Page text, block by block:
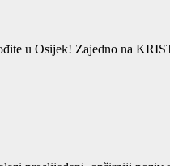
u Osijek! Zajedno na